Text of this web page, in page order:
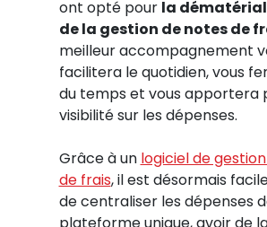
ont opté pour la
de la gestion de notes de
meilleur accompagnement
facilitera le quotidien, vous
du temps et vous apportera
visibilité sur les dépenses.
Grâce à un logiciel de
de frais, il est désormais
de centraliser les dépenses